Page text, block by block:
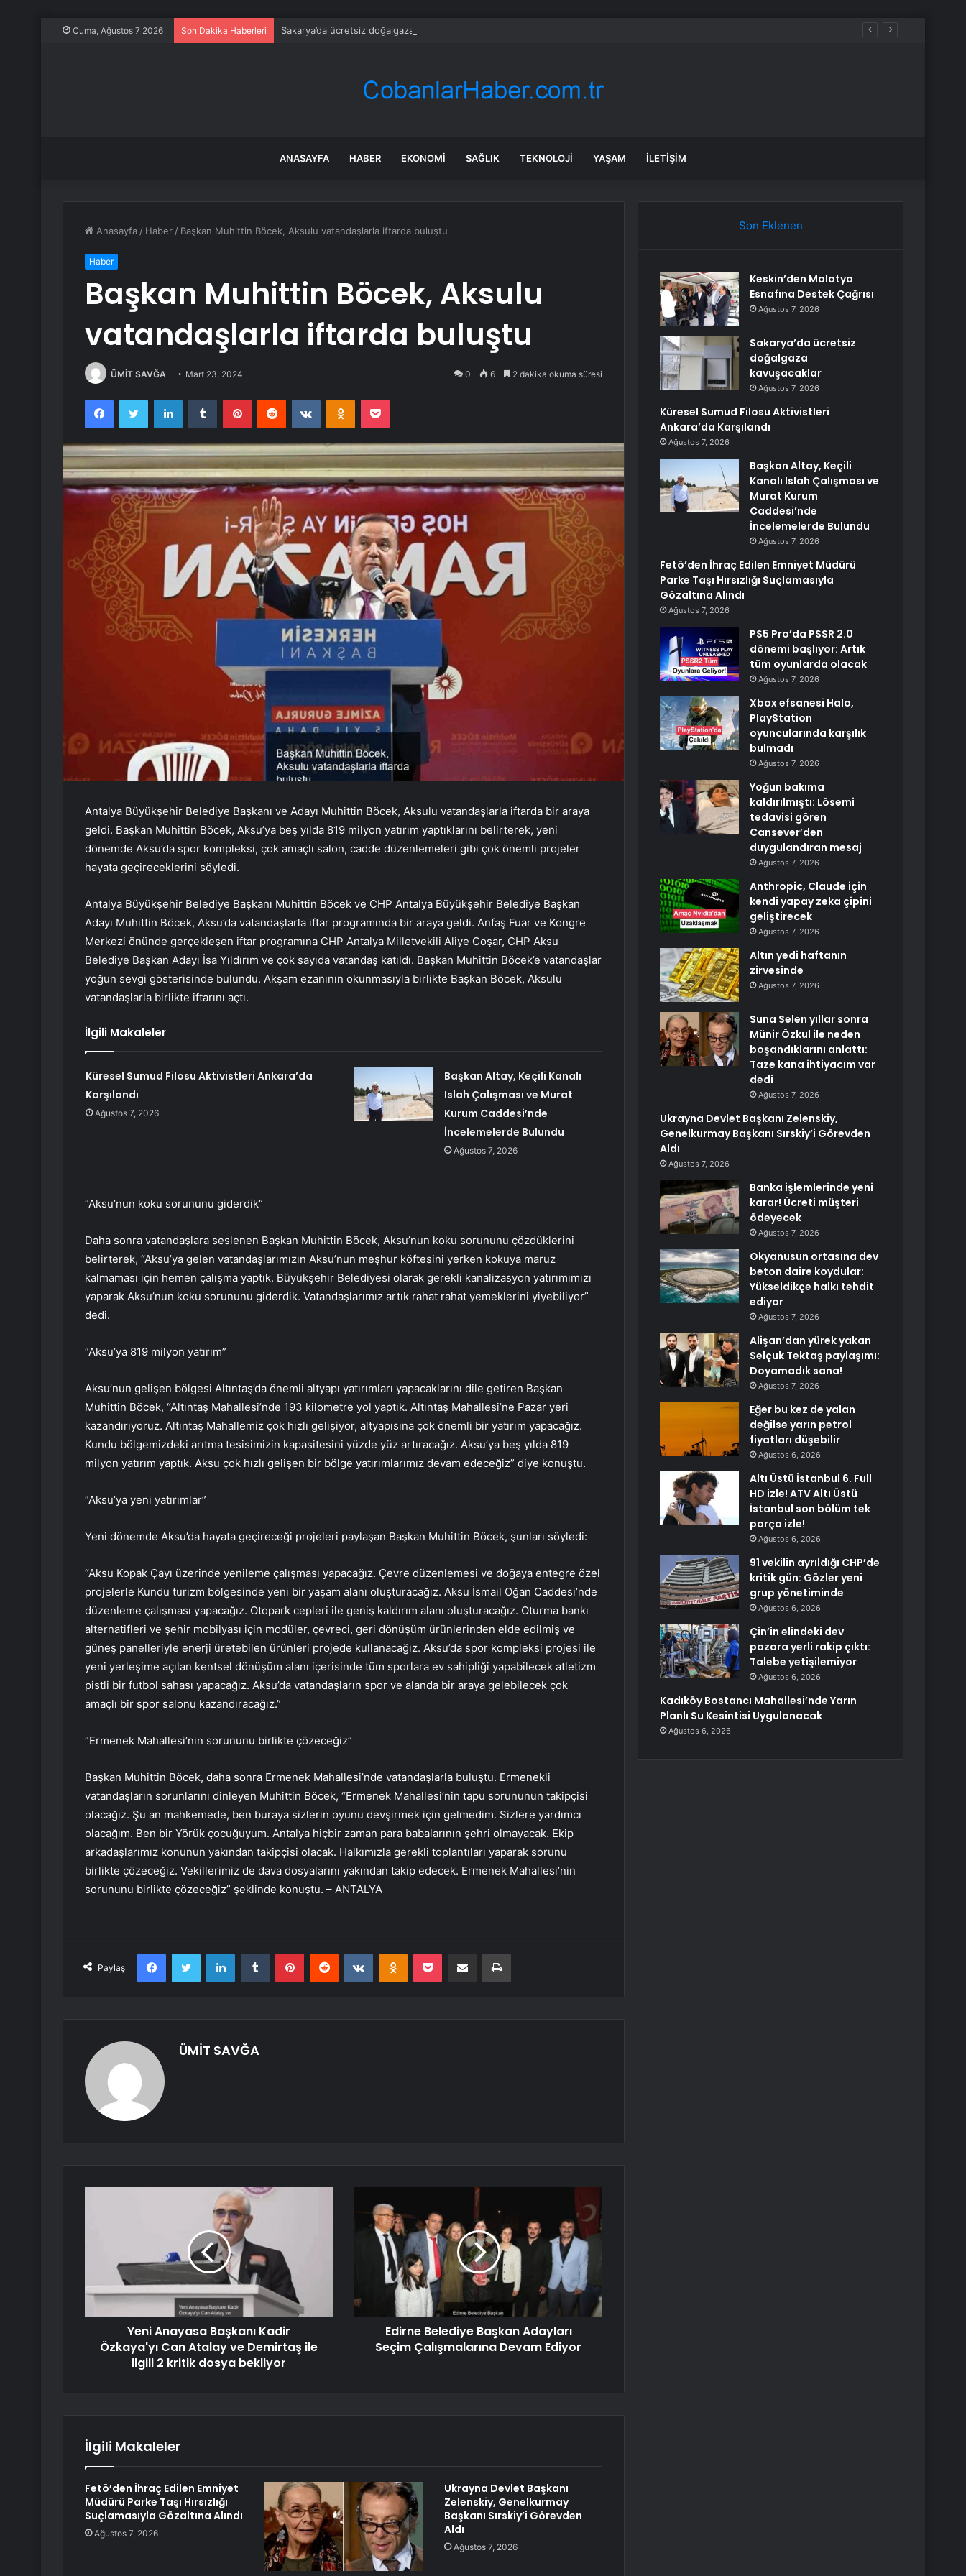
Cuma, Ağustos 7 2026 Son Dakika Haberleri Sakarya’da ücretsiz doğalgaza kavuşacaklar
ANASAYFA HABER EKONOMI SAĞLIK TEKNOLOJI YAŞAM İLETIŞIM
Anasayfa / Haber / Başkan Muhittin Böcek, Aksulu vatandaşlarla iftarda buluştu
Haber
Başkan Muhittin Böcek, Aksulu
vatandaşlarla iftarda buluştu
ÜMİT SAVĞA Mart 23, 2024 0 6 2 dakika okuma süresi
FacebookTwitter LinkedInTumblr PinterestReddit VKontakteOdnoklassniki
Pocket
Antalya Büyükşehir Belediye Başkanı ve Adayı Muhittin Böcek, Aksulu vatandaşlarla iftarda bir araya
geldi. Başkan Muhittin Böcek, Aksu’ya beş yılda 819 milyon yatırım yaptıklarını belirterek, yeni
dönemde Aksu’da spor kompleksi, çok amaçlı salon, cadde düzenlemeleri gibi çok önemli projeler
hayata geçireceklerini söyledi.
Antalya Büyükşehir Belediye Başkanı Muhittin Böcek ve CHP Antalya Büyükşehir Belediye Başkan
Adayı Muhittin Böcek, Aksu’da vatandaşlarla iftar programında bir araya geldi. Anfaş Fuar ve Kongre
Merkezi önünde gerçekleşen iftar programına CHP Antalya Milletvekili Aliye Coşar, CHP Aksu
Belediye Başkan Adayı İsa Yıldırım ve çok sayıda vatandaş katıldı. Başkan Muhittin Böcek’e vatandaşlar
yoğun sevgi gösterisinde bulundu. Akşam ezanının okunmasıyla birlikte Başkan Böcek, Aksulu
vatandaşlarla birlikte iftarını açtı.
İlgili Makaleler
Küresel Sumud Filosu Aktivistleri Ankara’da
Karşılandı
Ağustos 7, 2026
Başkan Altay, Keçili Kanalı
Islah Çalışması ve Murat
Kurum Caddesi’nde
İncelemelerde Bulundu
Ağustos 7, 2026
“Aksu’nun koku sorununu giderdik”
Daha sonra vatandaşlara seslenen Başkan Muhittin Böcek, Aksu’nun koku sorununu çözdüklerini
belirterek, “Aksu’ya gelen vatandaşlarımızın Aksu’nun meşhur köftesini yerken kokuya maruz
kalmaması için hemen çalışma yaptık. Büyükşehir Belediyesi olarak gerekli kanalizasyon yatırımımızı
yaparak Aksu’nun koku sorununu giderdik. Vatandaşlarımız artık rahat rahat yemeklerini yiyebiliyor”
dedi.
“Aksu’ya 819 milyon yatırım”
Aksu’nun gelişen bölgesi Altıntaş’da önemli altyapı yatırımları yapacaklarını dile getiren Başkan
Muhittin Böcek, “Altıntaş Mahallesi’nde 193 kilometre yol yaptık. Altıntaş Mahallesi’ne Pazar yeri
kazandırıyoruz. Altıntaş Mahallemiz çok hızlı gelişiyor, altyapısına çok önemli bir yatırım yapacağız.
Kundu bölgemizdeki arıtma tesisimizin kapasitesini yüzde yüz artıracağız. Aksu’ya beş yılda 819
milyon yatırım yaptık. Aksu çok hızlı gelişen bir bölge yatırımlarımız devam edeceğiz” diye konuştu.
“Aksu’ya yeni yatırımlar”
Yeni dönemde Aksu’da hayata geçireceği projeleri paylaşan Başkan Muhittin Böcek, şunları söyledi:
“Aksu Kopak Çayı üzerinde yenileme çalışması yapacağız. Çevre düzenlemesi ve doğaya entegre özel
projelerle Kundu turizm bölgesinde yeni bir yaşam alanı oluşturacağız. Aksu İsmail Oğan Caddesi’nde
düzenleme çalışması yapacağız. Otopark cepleri ile geniş kaldırım alanı oluşturacağız. Oturma bankı
alternatifleri ve şehir mobilyası için modüler, çevreci, geri dönüşüm ürünlerinden elde edilmiş ve
güneş panelleriyle enerji üretebilen ürünleri projede kullanacağız. Aksu’da spor kompleksi projesi ile
yeni yerleşime açılan kentsel dönüşüm alanı içerisinde tüm sporlara ev sahipliği yapabilecek atletizm
pistli bir futbol sahası yapacağız. Aksu’da vatandaşların spor ve alanda bir araya gelebilecek çok
amaçlı bir spor salonu kazandıracağız.”
“Ermenek Mahallesi’nin sorununu birlikte çözeceğiz”
Başkan Muhittin Böcek, daha sonra Ermenek Mahallesi’nde vatandaşlarla buluştu. Ermenekli
vatandaşların sorunlarını dinleyen Muhittin Böcek, “Ermenek Mahallesi’nin tapu sorununun takipçisi
olacağız. Şu an mahkemede, ben buraya sizlerin oyunu devşirmek için gelmedim. Sizlere yardımcı
olacağım. Ben bir Yörük çocuğuyum. Antalya hiçbir zaman para babalarının şehri olmayacak. Ekip
arkadaşlarımız konunun yakından takipçisi olacak. Halkımızla gerekli toplantıları yaparak sorunu
birlikte çözeceğiz. Vekillerimiz de dava dosyalarını yakından takip edecek. Ermenek Mahallesi’nin
sorununu birlikte çözeceğiz” şeklinde konuştu. – ANTALYA
Paylaş
FacebookTwitter LinkedInTumblr PinterestReddit VKontakteOdnoklassniki
Pocket E-Posta ile paylaş Yazdır
ÜMİT SAVĞA
Yeni Anayasa Başkanı Kadir
Özkaya'yı Can Atalay ve Demirtaş ile
ilgili 2 kritik dosya bekliyor
Edirne Belediye Başkan Adayları
Seçim Çalışmalarına Devam Ediyor
İlgili Makaleler
Fetö’den İhraç Edilen Emniyet
Müdürü Parke Taşı Hırsızlığı
Suçlamasıyla Gözaltına Alındı
Ağustos 7, 2026
Ukrayna Devlet Başkanı
Zelenskiy, Genelkurmay
Başkanı Sırskiy’i Görevden
Aldı
Ağustos 7, 2026
Son Eklenen
Keskin’den Malatya
Esnafına Destek Çağrısı
Ağustos 7, 2026
Sakarya’da ücretsiz
doğalgaza
kavuşacaklar
Ağustos 7, 2026
Küresel Sumud Filosu Aktivistleri
Ankara’da Karşılandı
Ağustos 7, 2026
Başkan Altay, Keçili
Kanalı Islah Çalışması ve
Murat Kurum
Caddesi’nde
İncelemelerde Bulundu
Ağustos 7, 2026
Fetö’den İhraç Edilen Emniyet Müdürü
Parke Taşı Hırsızlığı Suçlamasıyla
Gözaltına Alındı
Ağustos 7, 2026
PS5 Pro’da PSSR 2.0
dönemi başlıyor: Artık
tüm oyunlarda olacak
Ağustos 7, 2026
Xbox efsanesi Halo,
PlayStation
oyuncularında karşılık
bulmadı
Ağustos 7, 2026
Yoğun bakıma
kaldırılmıştı: Lösemi
tedavisi gören
Cansever’den
duygulandıran mesaj
Ağustos 7, 2026
Anthropic, Claude için
kendi yapay zeka çipini
geliştirecek
Ağustos 7, 2026
Altın yedi haftanın
zirvesinde
Ağustos 7, 2026
Suna Selen yıllar sonra
Münir Özkul ile neden
boşandıklarını anlattı:
Taze kana ihtiyacım var
dedi
Ağustos 7, 2026
Ukrayna Devlet Başkanı Zelenskiy,
Genelkurmay Başkanı Sırskiy’i Görevden
Aldı
Ağustos 7, 2026
Banka işlemlerinde yeni
karar! Ücreti müşteri
ödeyecek
Ağustos 7, 2026
Okyanusun ortasına dev
beton daire koydular:
Yükseldikçe halkı tehdit
ediyor
Ağustos 7, 2026
Alişan’dan yürek yakan
Selçuk Tektaş paylaşımı:
Doyamadık sana!
Ağustos 7, 2026
Eğer bu kez de yalan
değilse yarın petrol
fiyatları düşebilir
Ağustos 6, 2026
Altı Üstü İstanbul 6. Full
HD izle! ATV Altı Üstü
İstanbul son bölüm tek
parça izle!
Ağustos 6, 2026
91 vekilin ayrıldığı CHP’de
kritik gün: Gözler yeni
grup yönetiminde
Ağustos 6, 2026
Çin’in elindeki dev
pazara yerli rakip çıktı:
Talebe yetişilemiyor
Ağustos 6, 2026
Kadıköy Bostancı Mahallesi’nde Yarın
Planlı Su Kesintisi Uygulanacak
Ağustos 6, 2026